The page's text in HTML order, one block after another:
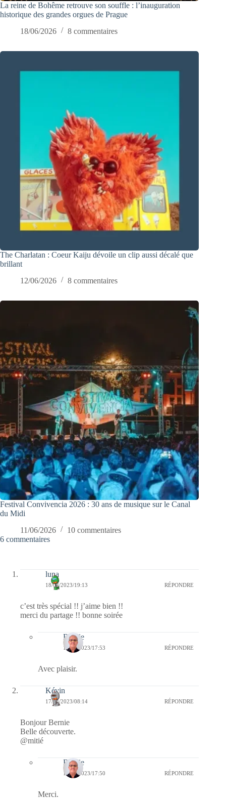
La reine de Bohême retrouve son souffle : l’inauguration
historique des grandes orgues de Prague
18/06/2026
8 commentaires
The Charlatan : Coeur Kaiju dévoile un clip aussi décalé que
brillant
12/06/2026
8 commentaires
Festival Convivencia 2026 : 30 ans de musique sur le Canal
du Midi
11/06/2026
10 commentaires
6 commentaires
luna
18/04/2023/19:13 RÉPONDRE
c’est très spécial !! j’aime bien !!
merci du partage !! bonne soirée
Bernie
19/04/2023/17:53 RÉPONDRE
Avec plaisir.
Kévin
17/04/2023/08:14 RÉPONDRE
Bonjour Bernie
Belle découverte.
@mitié
Bernie
18/04/2023/17:50 RÉPONDRE
Merci.